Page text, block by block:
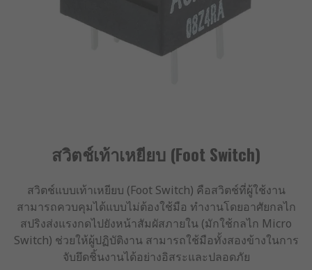
สวิตช์เท้าเหยียบ (Foot Switch)
สวิตช์แบบเท้าเหยียบ (Foot Switch) คือสวิตช์ที่ผู้ใช้งาน
สามารถควบคุมได้แบบไม่ต้องใช้มือ ทำงานโดยอาศัยกลไก
สปริงส่งแรงกดไปยังหน้าสัมผัสภายใน (มักใช้กลไก Micro
Switch) ช่วยให้ผู้ปฏิบัติงาน สามารถใช้มือทั้งสองข้างในการ
จับยึดชิ้นงานได้อย่างอิสระและปลอดภัย